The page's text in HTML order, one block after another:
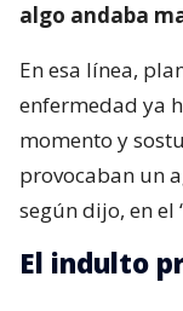
algo andaba
En esa línea,
enfermedad ya
momento y
provocaban un
según dijo, en el
El indulto